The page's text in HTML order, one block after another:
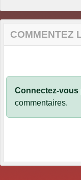
COMMENTEZ
Connectez-vous
commentaires.